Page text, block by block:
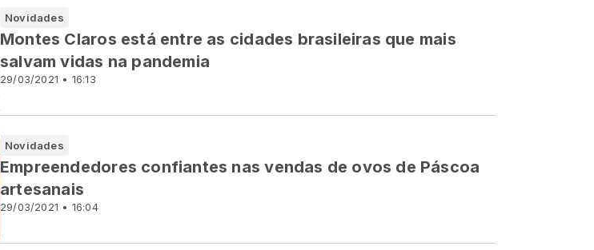
Novidades
29/03/2021 • 16:13
Montes Claros está entre as cidades brasileiras que mais
salvam vidas na pandemia
Novidades
29/03/2021 • 16:04
Empreendedores confiantes nas vendas de ovos de Páscoa
artesanais